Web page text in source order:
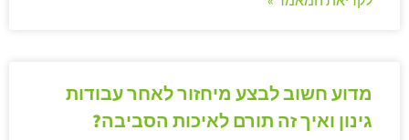
מדוע חשוב לבצע מיחזור לאחר עבודות
גינון ואיך זה תורם לאיכות הסביבה?